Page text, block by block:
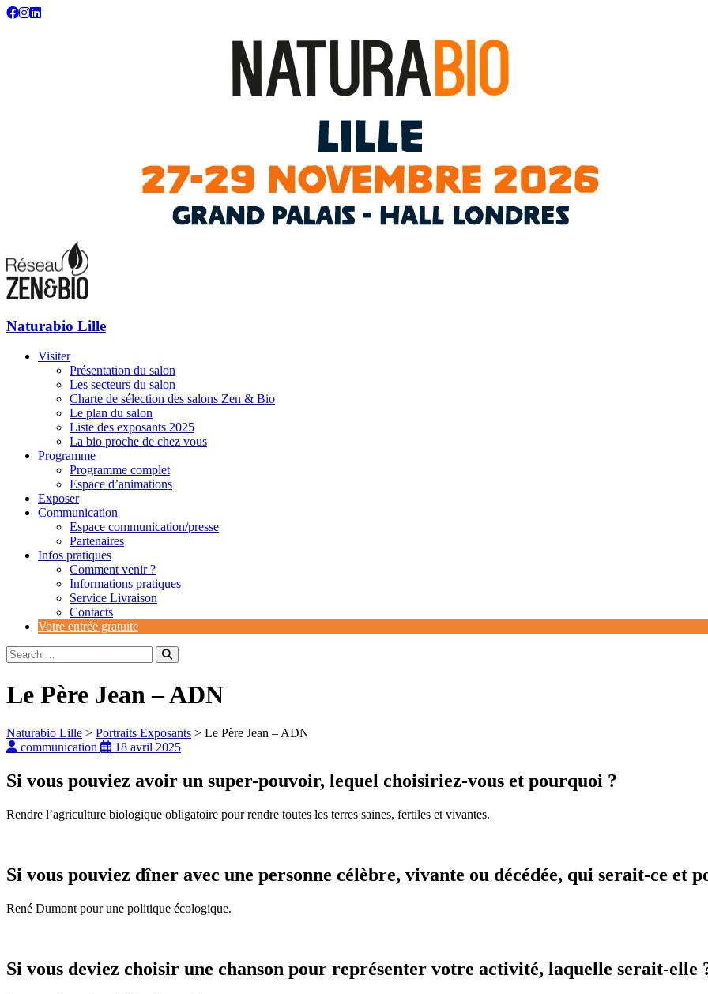
Naturabio Lille
Naturabio : votre salon écolo, bio, bien-être et habitat sain
Naturabio Lille
Visiter
Présentation du salon
Les secteurs du salon
Charte de sélection des salons Zen & Bio
Le plan du salon
Liste des exposants 2025
La bio proche de chez vous
Programme
Programme complet
Espace d’animations
Exposer
Communication
Espace communication/presse
Partenaires
Infos pratiques
Comment venir ?
Informations pratiques
Service Livraison
Contacts
Votre entrée gratuite
Le Père Jean – ADN
Naturabio Lille > Portraits Exposants > Le Père Jean – ADN
communication
18 avril 2025
Si vous pouviez avoir un super-pouvoir, lequel choisiriez-vous et pourquoi ?
Rendre l’agriculture biologique obligatoire pour rendre toutes les terres saines, fertiles et vivantes.
Si vous pouviez dîner avec une personne célèbre, vivante ou décédée, qui serait-ce et
René Dumont pour une politique écologique.
Si vous deviez choisir une chanson pour représenter votre activité, laquelle serait-elle